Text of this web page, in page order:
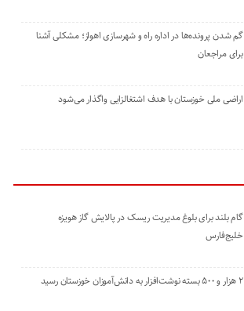
گم شدن پرونده‌ها در اداره راه و شهرسازی اهواز؛ مشکلی آشنا
برای مراجعان
اراضی ملی خوزستان با هدف اشتغالزایی واگذار می‌شود
گام بلند برای بلوغ مدیریت ریسک در پالایش گاز هویزه
خلیج‌فارس
۲ هزار و ۵۰۰ بسته نوشت‌افزار به دانش‌آموزان خوزستان رسید